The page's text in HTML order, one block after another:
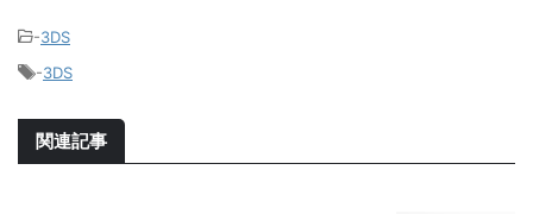
-3DS
-3DS
関連記事